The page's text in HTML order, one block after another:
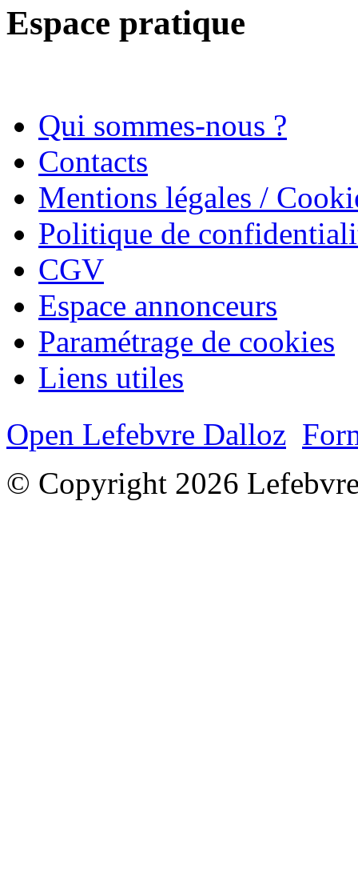
Espace pratique
Qui sommes-nous ?
Contacts
Mentions légales /
Politique de
CGV
Espace annonceurs
Paramétrage de cookies
Liens utiles
Open Lefebvre Dalloz
© Copyright 2026